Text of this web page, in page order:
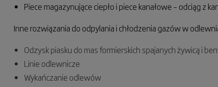
Piece magazynujące ciepło i piece kanałowe – odciąg z
Inne rozwiązania do odpylania i chłodzenia gazów w
Odzysk piasku do mas formierskich spajanych żywicą i
Linie odlewnicze
Wykańczanie odlewów